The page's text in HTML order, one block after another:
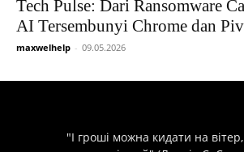
Tech Pulse: Dari Ransomware
AI Tersembunyi Chrome dan
maxwelhelp - 09.05.2026
"І гроші можна кидати на